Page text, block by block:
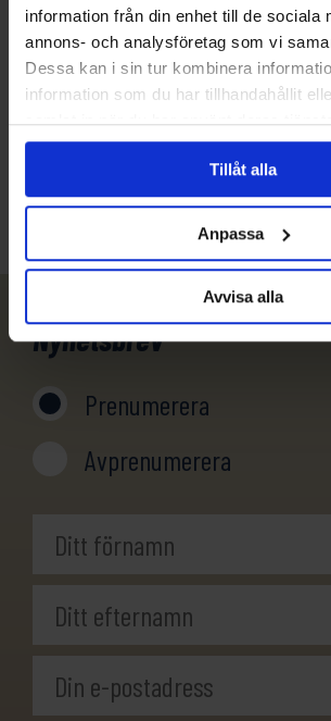
information från din enhet till de sociala
annons- och analysföretag som vi
Dessa kan i sin tur kombinera
information som du har tillhandahållit
samlat in när du har använt deras
Tillåt alla
Anpassa
Avvisa alla
Har du funderingar eller vill veta mer
produkt? Ring oss!
Nyhetsbrev
Prenumerera
Avprenumerera